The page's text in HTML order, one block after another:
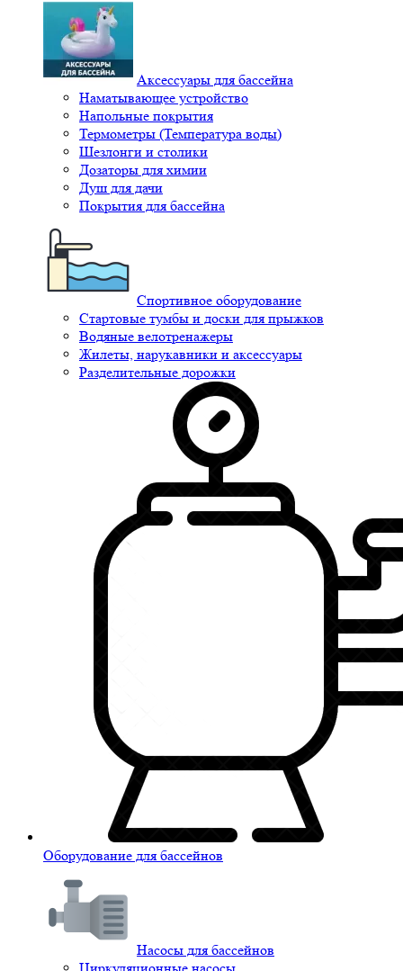
Аксессуары для бассейна
Наматывающее устройство
Напольные покрытия
Термометры (Температура воды)
Шезлонги и столики
Дозаторы для химии
Душ для дачи
Покрытия для бассейна
Спортивное оборудование
Стартовые тумбы и доски для прыжков
Водяные велотренажеры
Жилеты, нарукавники и аксессуары
Разделительные дорожки
Оборудование для бассейнов
Насосы для бассейнов